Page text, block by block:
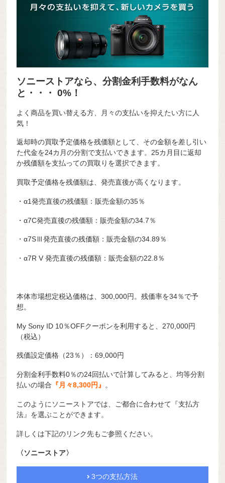
ソニーストアなら、分割金利手数料がなん
と・・・ 0%！
よく商品を買い替える方、月々の支払いを抑えたい方に人
気！
返却時の買取予定価格を残価額として、その金額を差し引い
た代金を24カ月の分割で支払いできます。25カ月目に返却
か残価額を支払っての買取りを選択できます。
買取予定価格を残価額は、発売直後が高くなります。
・α1発売直後の残価額：販売金額の35％
・α7C発売直後の残価額：販売金額の34.7％
・α7SⅢ発売直後の残価額：販売金額の34.89％
・α7R V 発売直後の残価額：販売金額の22.8％
本体市場想定税込価格は、300,000円。残価率を34％で予
想。
My Sony ID 10％OFFクーポンを利用すると、270,000円
（税込）
残価設定価格（23％）：69,000円
分割金利手数料0％の24回払いで計算してみると、均等分割
払いの場合 『月々8,300円』 。
このようにソニーストアでは、ご都合に合わせて『支払方
法』を選ぶことができます。
詳しくは下記のリンク先もご参照ください。
〈ソニーストア〉
3つの支払方法